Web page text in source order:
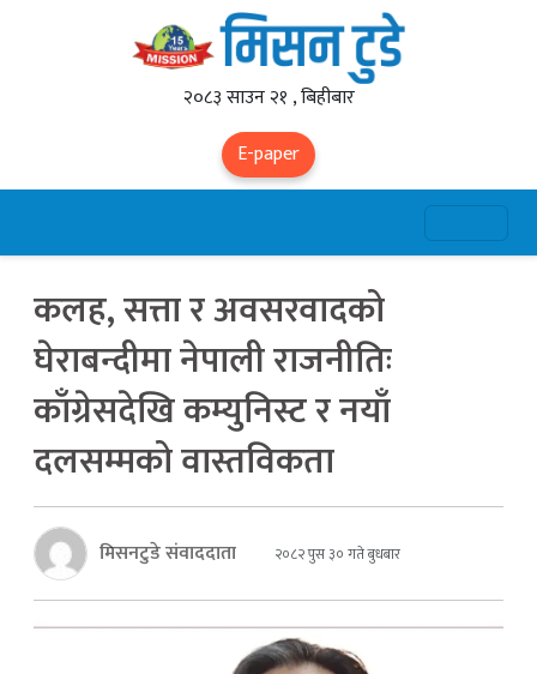
२०८३ साउन २१ , बिहीबार
E-paper
कलह, सत्ता र अवसरवादको
घेराबन्दीमा नेपाली राजनीतिः
काँग्रेसदेखि कम्युनिस्ट र नयाँ
दलसम्मको वास्तविकता
मिसनटुडे संवाददाता २०८२ पुस ३० गते बुधबार